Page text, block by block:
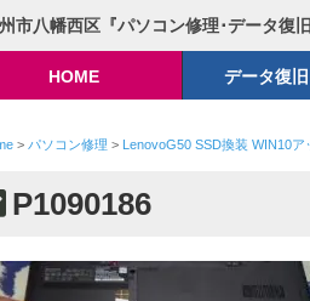
市八幡西区『パソコン修理･データ復
HOME データ復
> パソコン修理 > LenovoG50 SSD換装 WIN10ア
P1090186